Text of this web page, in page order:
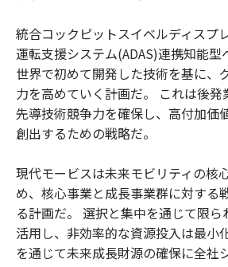
統合コックピットスイベルディスプ
運転支援システム(ADAS)連携知能型
世界で初めて開発した技術を基に、
力を高めていく計画だ。 これは後
先導技術競争力を確保し、高付加価
創出するための戦略だ。
現代モービスは未来モビリティの核
め、核心事業と成長事業群に対する
る計画だ。 選択と集中を通じて限
活用し、非効率的な資源投入は最小
を通じて未来成長財源の確保に全社